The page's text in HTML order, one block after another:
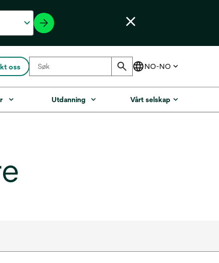
oss
Utdanning Vårt selskap